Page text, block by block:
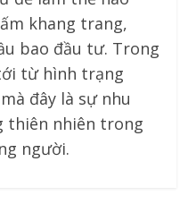
khang trang,
bao đầu tư. Trong
từ hình trạng
đây là sự nhu
thiên nhiên trong
người.